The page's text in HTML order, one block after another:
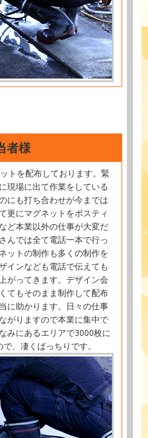
者様
トを配布しております。緊
現場に出て作業をしている
にも打ち合わせが今までは
更にマグネットをポスティ
ど本業以外の仕事が大変だ
んでは全て電話一本で行っ
ットの制作も多くの制作を
インなども電話で伝えても
がってきます。デザイン会
てもそのまま制作して配布
に助かります。日々の仕事
がりますので本業に集中で
みにあるエリアで3000枚に
、凄くばっちりです。